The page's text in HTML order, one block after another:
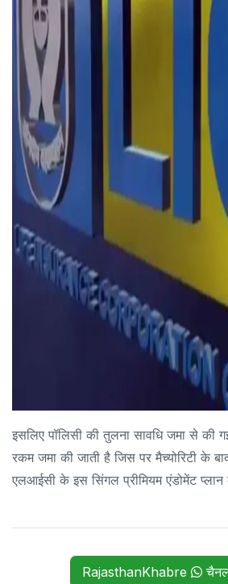
इसलिए पॉलिसी की तुलना सावधि जमा से की
रकम जमा की जाती है जिस पर मैच्योरिटी के
एलआईसी के इस सिंगल प्रीमियम एंडोमेंट प्लान
RajasthanKhabre